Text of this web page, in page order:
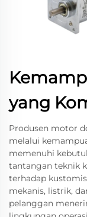
yang
Produsen motor
melalui
memenuhi
tantangan teknik
terhadap
mekanis, listrik,
pelanggan